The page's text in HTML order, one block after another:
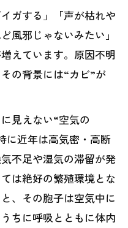
ガする」「声が枯れや
風邪じゃないみたい」
えています。原因不明
の背景には“カビ”が
見えない“空気の
に近年は高気密・高断
不足や湿気の滞留が発
は絶好の繁殖環境とな
、その胞子は空気中に
ちに呼吸とともに体内